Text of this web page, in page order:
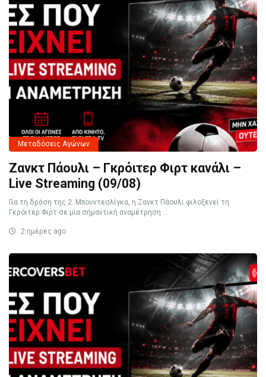
Μεταδόσεις Αγώνων
Ζανκτ Πάουλι – Γκρόιτερ Φιρτ κανάλι –
Live Streaming (09/08)
Για τη δράση της 2. Μπουντεσλίγκα, η Ζανκτ Πάουλι φιλοξενεί τη
Γκρόιτερ Φιρτ σε μία σημαντική αναμέτρηση ...
2 ημέρες ago